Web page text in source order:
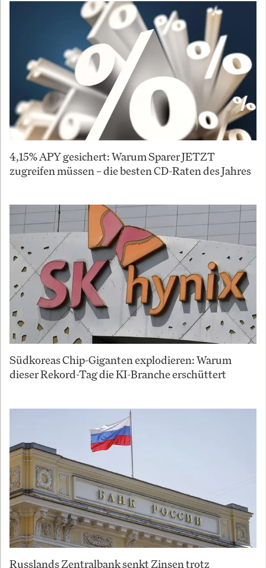
4,15% APY gesichert: Warum Sparer JETZT
zugreifen müssen – die besten CD-Raten des Jahres
Südkoreas Chip-Giganten explodieren: Warum
dieser Rekord-Tag die KI-Branche erschüttert
Russlands Zentralbank senkt Zinsen trotz